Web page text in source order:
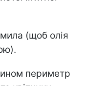
(щоб олія
периметр